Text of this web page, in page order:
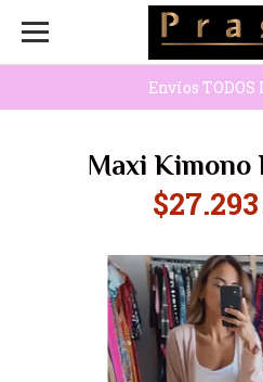
Envíos TODOS
Maxi Kimono
$27.293